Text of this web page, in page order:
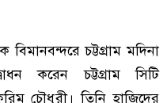
চট্টগ্রাম মদিনা
করেন চট্টগ্রাম সিটি
চৌধুরী। তিনি হাজিদের